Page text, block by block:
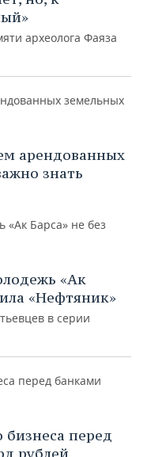
археолога Фаяза
арендованных
знать
«Ак
«Нефтяник»
в серии
бизнеса перед